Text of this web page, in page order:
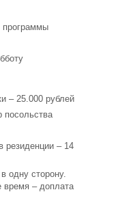
программы
– 25.000 рублей
посольства
резиденции – 14
одну сторону.
время – доплата